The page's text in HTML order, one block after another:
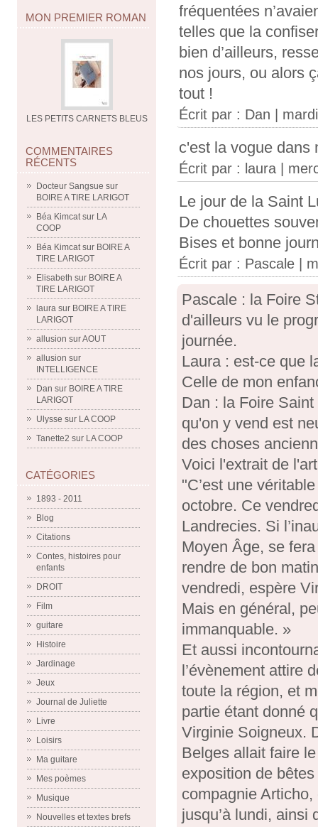
MON PREMIER ROMAN
LES PETITS CARNETS BLEUS
COMMENTAIRES
RÉCENTS
Docteur Sangsue sur
BOIRE A TIRE LARIGOT
Béa Kimcatsur LA
COOP
Béa Kimcatsur BOIRE A
TIRE LARIGOT
Elisabeth sur BOIRE A
TIRE LARIGOT
laura sur BOIRE A TIRE
LARIGOT
allusion surAOUT
allusion sur
INTELLIGENCE
Dan sur BOIRE A TIRE
LARIGOT
Ulysse sur LA COOP
Tanette2 sur LA COOP
CATÉGORIES
1893 - 2011
Blog
Citations
Contes, histoires pour
enfants
DROIT
Film
guitare
Histoire
Jardinage
Jeux
Journal de Juliette
Livre
Loisirs
Ma guitare
Mes poèmes
Musique
Nouvelles et textes brefs
fréquentées
telles que la
bien d’ailleurs,
nos jours, ou alors
tout !
Écrit par : Dan |
c'est la vogue dans
Écrit par : laura |
Le jour de la Saint
De chouettes
Bises et bonne
Écrit par : Pascale |
Pascale : la Foire
d'ailleurs vu le
journée.
Laura : est-ce que
Celle de mon
Dan : la Foire
qu'on y vend est
des choses
Voici l'extrait de
"C’est une
octobre. Ce
Landrecies. Si
Moyen Âge, se
rendre de bon
vendredi, espère
Mais en général,
immanquable. »
Et aussi
l’évènement attire
toute la région, et
partie étant donné
Virginie Soigneux.
Belges allait faire
exposition de
compagnie
jusqu’à lundi, ainsi